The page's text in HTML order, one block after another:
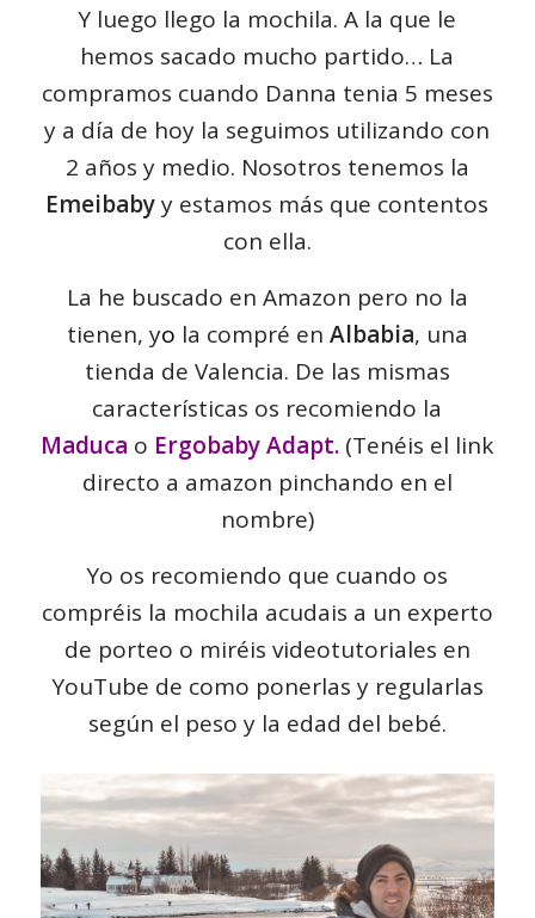
Y luego llego la mochila. A la que le
hemos sacado mucho partido… La
compramos cuando Danna tenia 5 meses
y a día de hoy la seguimos utilizando con
2 años y medio. Nosotros tenemos la
Emeibabyy estamos más que contentos
con ella.
La he buscado en Amazon pero no la
tienen, yo la compré en Albabia, una
tienda de Valencia. De las mismas
características os recomiendo la
Maduca o Ergobaby Adapt. (Tenéis el link
directo a amazon pinchando en el
nombre)
Yo os recomiendo que cuando os
compréis la mochila acudais a un experto
de porteo o miréis videotutoriales en
YouTube de como ponerlas y regularlas
según el peso y la edad del bebé.